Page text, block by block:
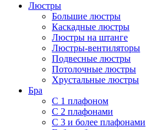
Люстры
Большие люстры
Каскадные люстры
Люстры на штанге
Люстры-вентиляторы
Подвесные люстры
Потолочные люстры
Хрустальные люстры
Бра
С 1 плафоном
С 2 плафонами
С 3 и более плафонами